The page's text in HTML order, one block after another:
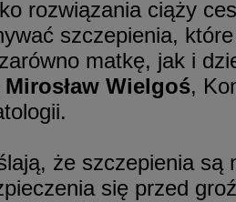
rozwiązania ciąży
szczepienia,
matkę, jak i
Wielgoś,
że szczepienia są
się przed